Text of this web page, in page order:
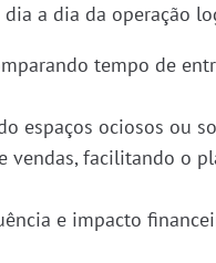
a dia da operação
tempo de
espaços ociosos ou
vendas, facilitando o
e impacto